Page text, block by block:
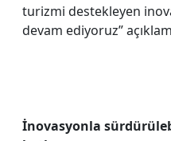
turizmi destekleyen
devam ediyoruz”
İnovasyonla